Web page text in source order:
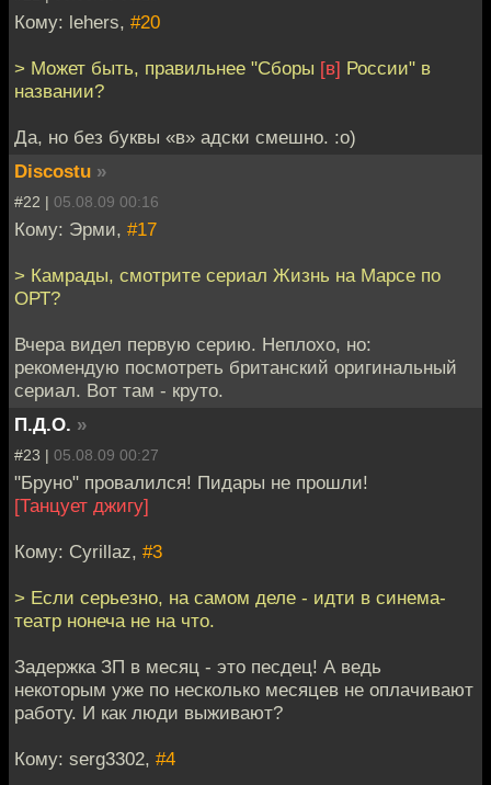
Кому: lehers, #20
> Может быть, правильнее "Сборы [в] России" в
названии?
Да, но без буквы «в» адски смешно. :o)
Discostu »
#22 | 05.08.09 00:16
Кому: Эрми, #17
> Камрады, смотрите сериал Жизнь на Марсе по
ОРТ?
Вчера видел первую серию. Неплохо, но:
рекомендую посмотреть британский оригинальный
сериал. Вот там - круто.
П.Д.О. »
#23 | 05.08.09 00:27
"Бруно" провалился! Пидары не прошли!
[Танцует джигу]
Кому: Cyrillaz, #3
> Если серьезно, на самом деле - идти в синема-
театр нонеча не на что.
Задержка ЗП в месяц - это песдец! А ведь
некоторым уже по несколько месяцев не оплачивают
работу. И как люди выживают?
Кому: serg3302, #4